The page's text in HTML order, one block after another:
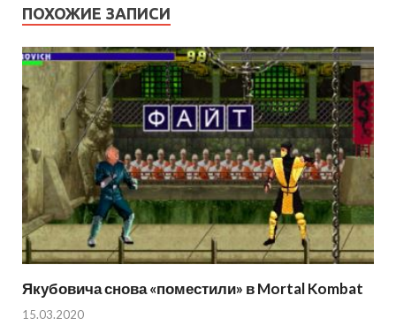
ПОХОЖИЕ ЗАПИСИ
Якубовича снова «поместили» в Mortal Kombat
15.03.2020